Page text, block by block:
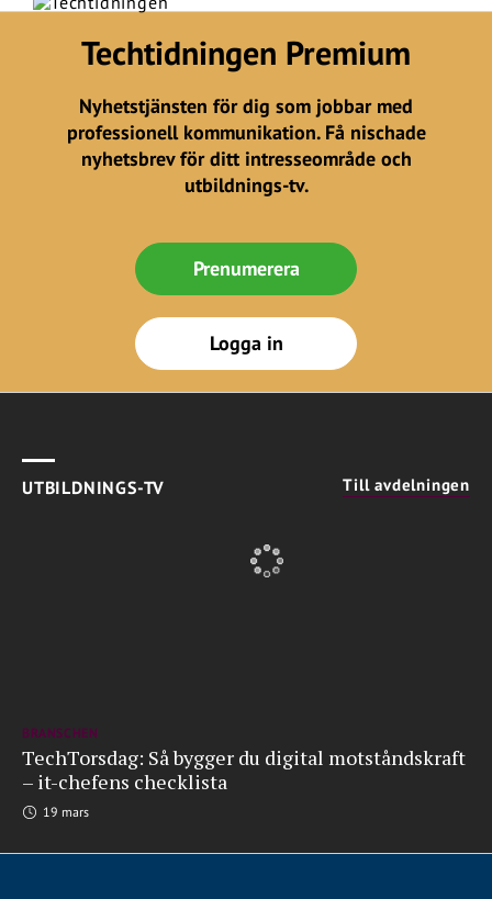
Techtidningen Premium
Nyhetstjänsten för dig som jobbar med
professionell kommunikation. Få nischade
nyhetsbrev för ditt intresseområde och
utbildnings-tv.
Prenumerera
Logga in
UTBILDNINGS-TV Till avdelningen
BRANSCHEN
TechTorsdag: Så bygger du digital motståndskraft
– it-chefens checklista
19 mars